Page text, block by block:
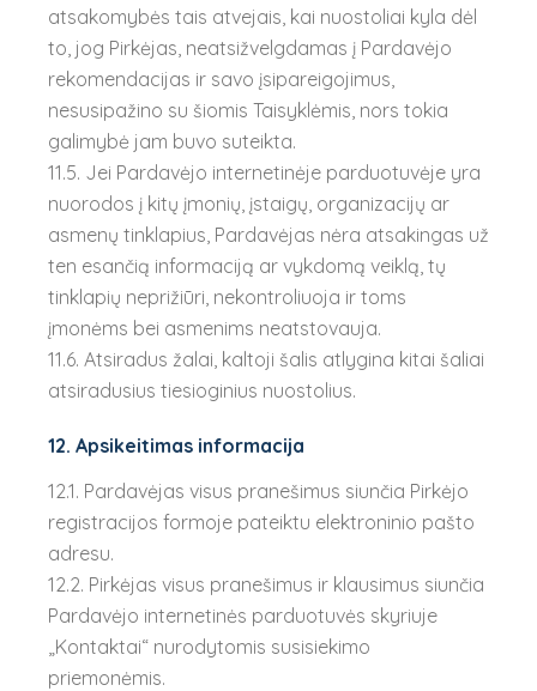
atsakomybės tais atvejais, kai nuostoliai kyla dėl
to, jog Pirkėjas, neatsižvelgdamas į Pardavėjo
rekomendacijas ir savo įsipareigojimus,
nesusipažino su šiomis Taisyklėmis, nors tokia
galimybė jam buvo suteikta.
11.5. Jei Pardavėjo internetinėje parduotuvėje yra
nuorodos į kitų įmonių, įstaigų, organizacijų ar
asmenų tinklapius, Pardavėjas nėra atsakingas už
ten esančią informaciją ar vykdomą veiklą, tų
tinklapių neprižiūri, nekontroliuoja ir toms
įmonėms bei asmenims neatstovauja.
11.6. Atsiradus žalai, kaltoji šalis atlygina kitai šaliai
atsiradusius tiesioginius nuostolius.
12. Apsikeitimas informacija
12.1. Pardavėjas visus pranešimus siunčia Pirkėjo
registracijos formoje pateiktu elektroninio pašto
adresu.
12.2. Pirkėjas visus pranešimus ir klausimus siunčia
Pardavėjo internetinės parduotuvės skyriuje
„Kontaktai“ nurodytomis susisiekimo
priemonėmis.